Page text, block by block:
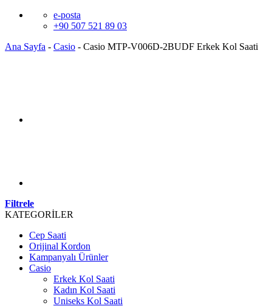
e-posta
+90 507 521 89 03
Ana Sayfa - Casio - Casio MTP-V006D-2BUDF Erkek Kol Saati
Filtrele
KATEGORİLER
Cep Saati
Orijinal Kordon
Kampanyalı Ürünler
Casio
Erkek Kol Saati
Kadın Kol Saati
Uniseks Kol Saati